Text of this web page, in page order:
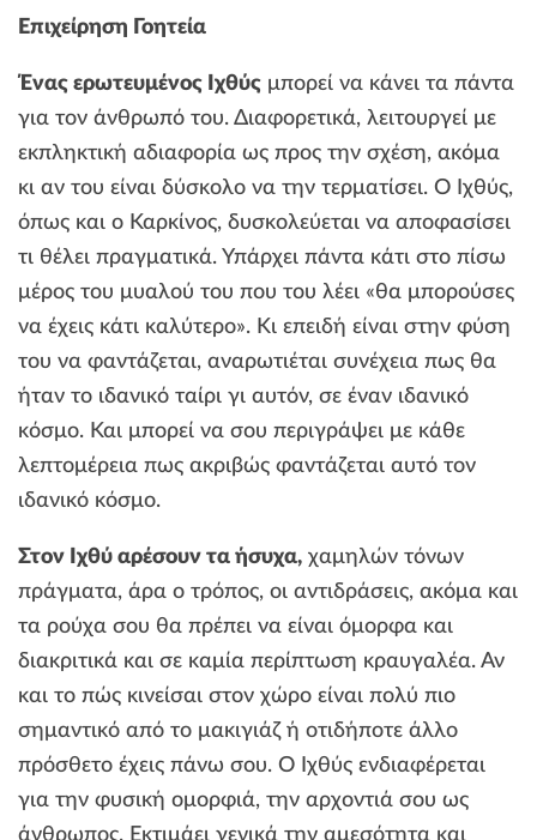
Επιχείρηση Γοητεία
Ένας ερωτευμένος Ιχθύς μπορεί να κάνει τα πάντα
για τον άνθρωπό του. Διαφορετικά, λειτουργεί με
εκπληκτική αδιαφορία ως προς την σχέση, ακόμα
κι αν του είναι δύσκολο να την τερματίσει. Ο Ιχθύς,
όπως και ο Καρκίνος, δυσκολεύεται να αποφασίσει
τι θέλει πραγματικά. Υπάρχει πάντα κάτι στο πίσω
μέρος του μυαλού του που του λέει «θα μπορούσες
να έχεις κάτι καλύτερο». Κι επειδή είναι στην φύση
του να φαντάζεται, αναρωτιέται συνέχεια πως θα
ήταν το ιδανικό ταίρι γι αυτόν, σε έναν ιδανικό
κόσμο. Και μπορεί να σου περιγράψει με κάθε
λεπτομέρεια πως ακριβώς φαντάζεται αυτό τον
ιδανικό κόσμο.
Στον Ιχθύ αρέσουν τα ήσυχα, χαμηλών τόνων
πράγματα, άρα ο τρόπος, οι αντιδράσεις, ακόμα και
τα ρούχα σου θα πρέπει να είναι όμορφα και
διακριτικά και σε καμία περίπτωση κραυγαλέα. Αν
και το πώς κινείσαι στον χώρο είναι πολύ πιο
σημαντικό από το μακιγιάζ ή οτιδήποτε άλλο
πρόσθετο έχεις πάνω σου. Ο Ιχθύς ενδιαφέρεται
για την φυσική ομορφιά, την αρχοντιά σου ως
άνθρωπος. Εκτιμάει γενικά την αμεσότητα και